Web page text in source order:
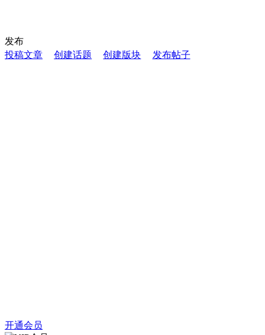
发布
投稿文章
创建话题 创建版块 发布帖子
开通会员